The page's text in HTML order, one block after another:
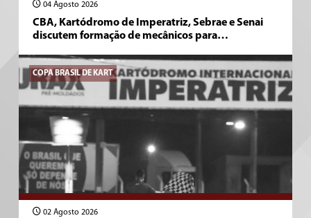
04 Agosto 2026
CBA, Kartódromo de Imperatriz, Sebrae e Senai
discutem formação de mecânicos para…
COPA BRASIL DE KART
02 Agosto 2026